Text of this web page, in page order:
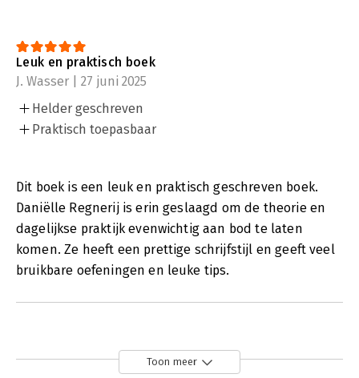
Leuk en praktisch boek
J. Wasser | 27 juni 2025
Helder geschreven
Praktisch toepasbaar
Dit boek is een leuk en praktisch geschreven boek.
Daniëlle Regnerij is erin geslaagd om de theorie en
dagelijkse praktijk evenwichtig aan bod te laten
komen. Ze heeft een prettige schrijfstijl en geeft veel
bruikbare oefeningen en leuke tips.
Toon meer